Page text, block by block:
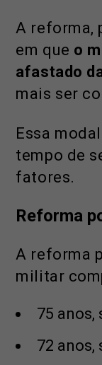
A reforma,
em que o
afastado
mais ser
Essa
tempo de
fatores.
Reforma
A reforma
militar
75 anos,
72 anos,